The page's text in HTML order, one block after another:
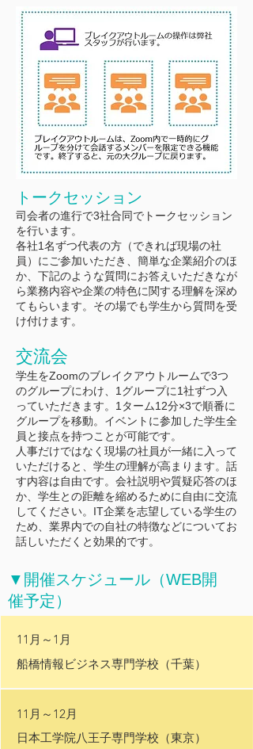
トークセッション
司会者の進行で3社合同でトークセッション
を行います。
各社1名ずつ代表の方（できれば現場の社
員）にご参加いただき、簡単な企業紹介のほ
か、下記のような質問にお答えいただきなが
ら業務内容や企業の特色に関する理解を深め
てもらいます。その場でも学生から質問を受
け付けます。
交流会
学生をZoomのブレイクアウトルームで3つ
のグループにわけ、1グループに1社ずつ入
っていただきます。1ターム12分×3で順番に
グループを移動。イベントに参加した学生全
員と接点を持つことが可能です。
人事だけではなく現場の社員が一緒に入って
いただけると、学生の理解が高まります。話
す内容は自由です。会社説明や質疑応答のほ
か、学生との距離を縮めるために自由に交流
してください。IT企業を志望している学生の
ため、業界内での自社の特徴などについてお
話しいただくと効果的です。
▼開催スケジュール（WEB開
催予定）
11月～1月
船橋情報ビジネス専門学校（千葉）
11月～12月
日本工学院八王子専門学校 （東京）